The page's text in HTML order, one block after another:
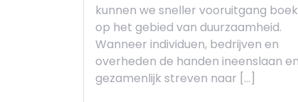
kunnen we sneller vooruitgang
op het gebied van duurzaamheid.
Wanneer individuen, bedrijven en
overheden de handen ineenslaan en
gezamenlijk streven naar […]